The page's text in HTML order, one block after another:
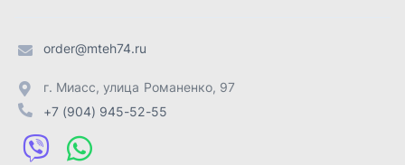
г. Челябинск
+7 (904) 945-04-44